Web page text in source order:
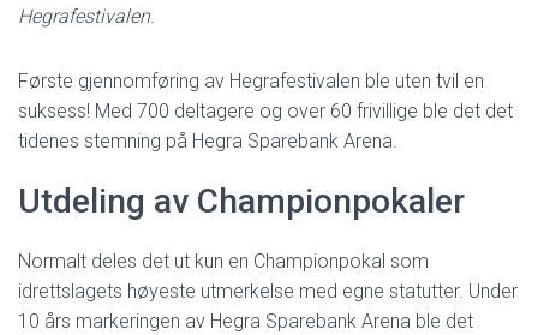
Hegrafestivalen.
Første gjennomføring av Hegrafestivalen ble uten tvil en
suksess! Med 700 deltagere og over 60 frivillige ble det det
tidenes stemning på Hegra Sparebank Arena.
Utdeling av Championpokaler
Normalt deles det ut kun en Championpokal som
idrettslagets høyeste utmerkelse med egne statutter. Under
10 års markeringen av Hegra Sparebank Arena ble det